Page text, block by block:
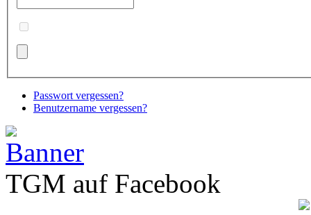
Passwort vergessen?
Benutzername vergessen?
TGM auf Facebook